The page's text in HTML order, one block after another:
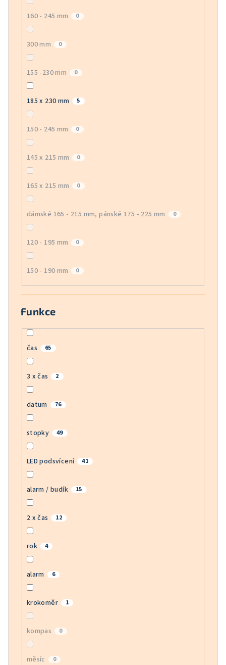
160 - 245 mm 0
300 mm 0
155 -230 mm 0
185 x 230 mm 5
150 - 245 mm 0
145 x 215 mm 0
165 x 215 mm 0
dámské 165 - 215 mm, pánské 175 - 225 mm 0
120 - 195 mm 0
150 - 190 mm 0
Funkce
čas 65
3 x čas 2
datum 76
stopky 49
LED podsvícení 41
alarm / budík 15
2 x čas 12
rok 4
alarm 6
krokoměr 1
kompas 0
měsíc 0